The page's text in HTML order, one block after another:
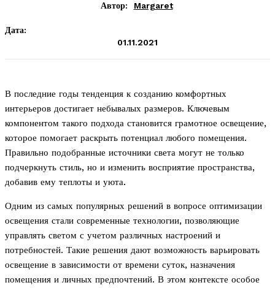
Автор: Margaret
Дата:
01.11.2021
В последние годы тенденция к созданию комфортных
интерьеров достигает небывалых размеров. Ключевым
компонентом такого подхода становится грамотное освещение,
которое помогает раскрыть потенциал любого помещения.
Правильно подобранные источники света могут не только
подчеркнуть стиль, но и изменить восприятие пространства,
добавив ему теплоты и уюта.
Одним из самых популярных решений в вопросе оптимизации
освещения стали современные технологии, позволяющие
управлять светом с учетом различных настроений и
потребностей. Такие решения дают возможность варьировать
освещение в зависимости от времени суток, назначения
помещения и личных предпочтений. В этом контексте особое